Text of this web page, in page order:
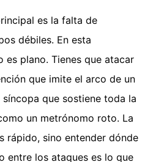
es la falta de
débiles. En esta
es plano. Tienes que atacar
que imite el arco de un
que sostiene toda la
un metrónomo roto. La
rápido, sino entender dónde
entre los ataques es lo que